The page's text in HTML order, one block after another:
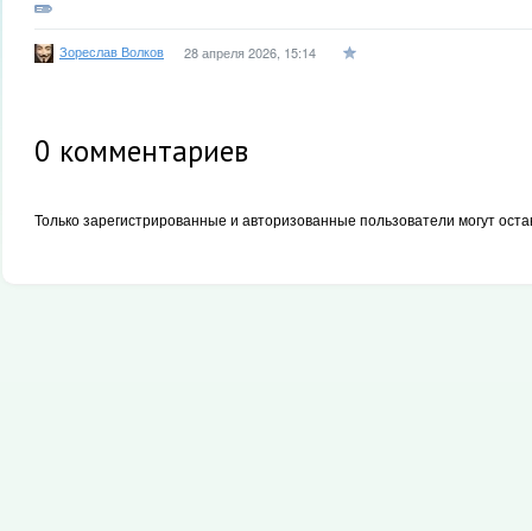
Зореслав Волков 28 апреля 2026, 15:14
0 комментариев
Только зарегистрированные и авторизованные пользователи могут